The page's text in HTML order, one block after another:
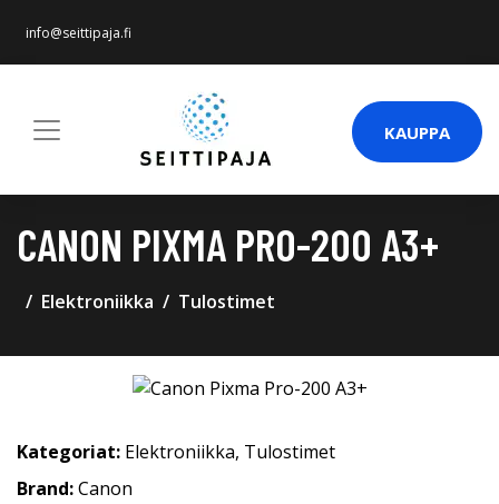
info@seittipaja.fi
KAUPPA
CANON PIXMA PRO-200 A3+
Elektroniikka Tulostimet
Kategoriat: Elektroniikka, Tulostimet
Brand:Canon